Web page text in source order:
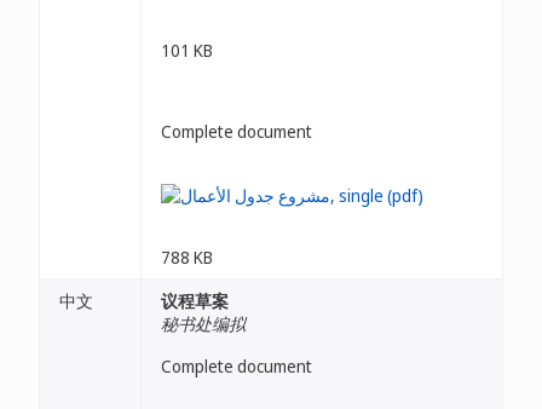
101 KB
Complete document
788 KB
中文
议程草案
秘书处编拟
Complete document